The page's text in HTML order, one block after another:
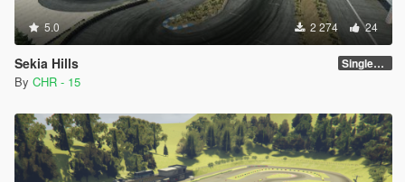
5.0 2 274 24
Sekia Hills SinglePlayer [Addon] 1.0
By CHR - 15